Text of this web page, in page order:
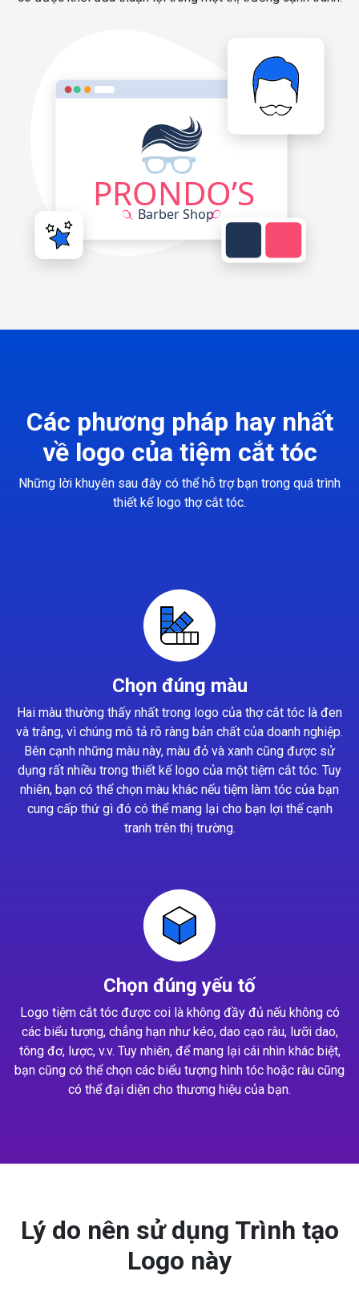
Các phương pháp hay nhất
về logo của tiệm cắt tóc
Những lời khuyên sau đây có thể hỗ trợ bạn trong quá trình
thiết kế logo thợ cắt tóc.
Chọn đúng màu
Hai màu thường thấy nhất trong logo của thợ cắt tóc là đen
và trắng, vì chúng mô tả rõ ràng bản chất của doanh nghiệp.
Bên cạnh những màu này, màu đỏ và xanh cũng được sử
dụng rất nhiều trong thiết kế logo của một tiệm cắt tóc. Tuy
nhiên, bạn có thể chọn màu khác nếu tiệm làm tóc của bạn
cung cấp thứ gì đó có thể mang lại cho bạn lợi thế cạnh
tranh trên thị trường.
Chọn đúng yếu tố
Logo tiệm cắt tóc được coi là không đầy đủ nếu không có
các biểu tượng, chẳng hạn như kéo, dao cạo râu, lưỡi dao,
tông đơ, lược, v.v. Tuy nhiên, để mang lại cái nhìn khác biệt,
bạn cũng có thể chọn các biểu tượng hình tóc hoặc râu cũng
có thể đại diện cho thương hiệu của bạn.
Lý do nên sử dụng Trình tạo
Logo này